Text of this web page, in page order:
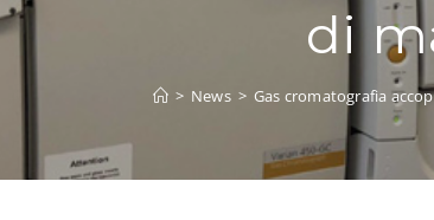
di
> News > Gas cromatografia